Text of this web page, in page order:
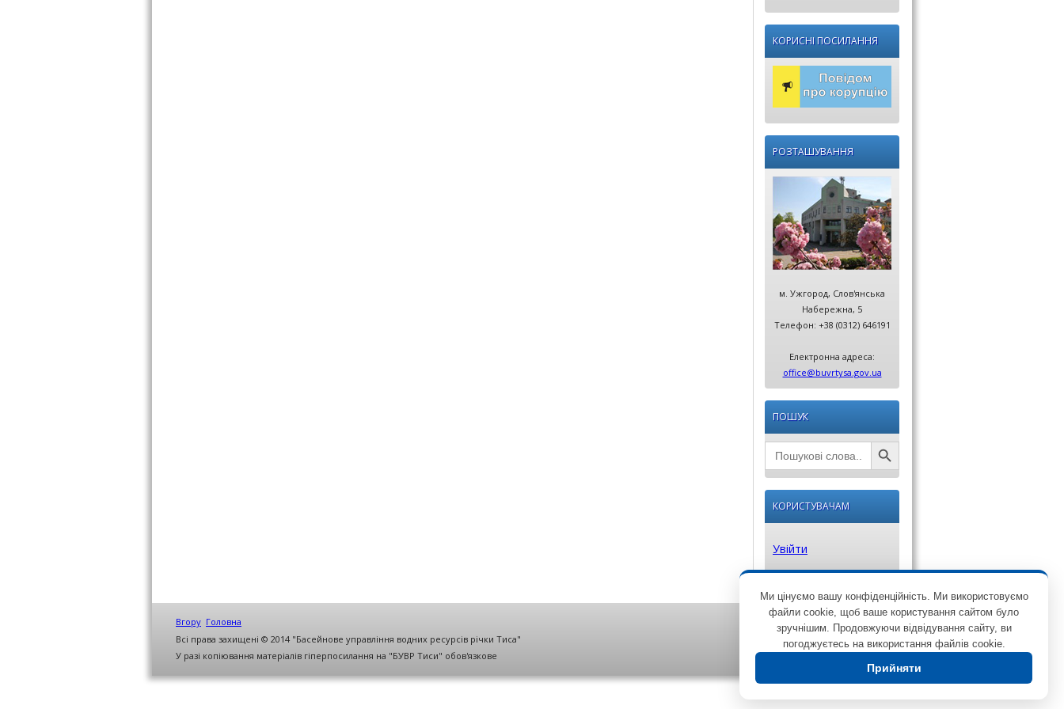
КОРИСНІ ПОСИЛАННЯ
РОЗТАШУВАННЯ
м. Ужгород, Слов'янська
Набережна, 5
Телефон: +38 (0312) 646191
Електронна адреса:
office@buvrtysa.gov.ua
ПОШУК
Search
for:
Search Button
КОРИСТУВАЧАМ
Увійти
Вгору Головна
Всі права захищені © 2014 "Басейнове управління водних ресурсів річки Тиса"
У разі копіювання матеріалів гіперпосилання на "БУВР Тиси" обов'язкове
Ми цінуємо вашу конфіденційність. Ми використовуємо
файли cookie, щоб ваше користування сайтом було
зручнішим. Продовжуючи відвідування сайту, ви
погоджуєтесь на використання файлів cookie.
Прийняти